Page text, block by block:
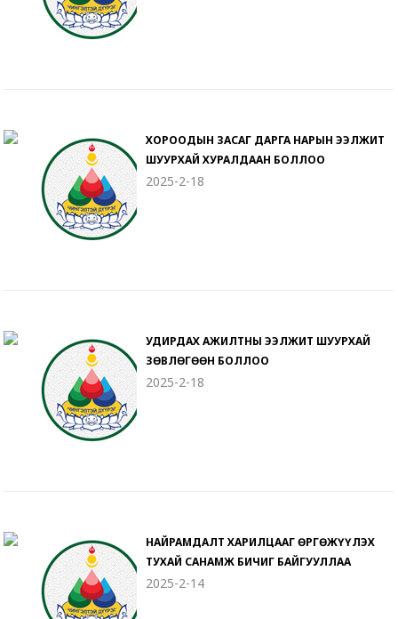
ХОРООДЫН ЗАСАГ ДАРГА НАРЫН ЭЭЛЖИТ
ШУУРХАЙ ХУРАЛДААН БОЛЛОО
2025-2-18
УДИРДАХ АЖИЛТНЫ ЭЭЛЖИТ ШУУРХАЙ
ЗӨВЛӨГӨӨН БОЛЛОО
2025-2-18
НАЙРАМДАЛТ ХАРИЛЦААГ ӨРГӨЖҮҮЛЭХ
ТУХАЙ САНАМЖ БИЧИГ БАЙГУУЛЛАА
2025-2-14